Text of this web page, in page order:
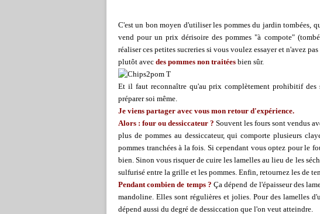
C'est un bon moyen d'utiliser les pommes du jardin tombées,
vend pour un prix dérisoire des pommes "à compote"
réaliser ces petites sucreries si vous voulez essayer et n'avez
plutôt avec des pommes non traitées bien sûr.
Et il faut reconnaître qu'au prix complètement prohibitif des
préparer soi même.
Je viens partager avec vous mon retour d'expérience.
Alors : four ou dessiccateur ? Souvent les fours sont vendus
plus de pommes au dessiccateur, qui comporte plusieurs
pommes tranchées à la fois. Si cependant vous optez pour le
bien. Sinon vous risquer de cuire les lamelles au lieu de les
sulfurisé entre la grille et les pommes. Enfin, retournez les de
Pendant combien de temps ? Ça dépend de l'épaisseur des
mandoline. Elles sont régulières et jolies. Pour des lamelles
dépend aussi du degré de dessiccation que l'on veut atteindre.